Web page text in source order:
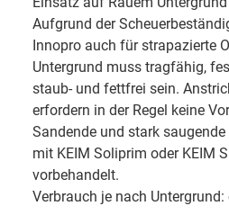
Aufgrund der
Innopro auch für strapazierte
Untergrund muss tragfähig,
staub- und fettfrei sein.
erfordern in der Regel keine
Sandende und stark
mit KEIM Soliprim oder KEIM
vorbehandelt.
Verbrauch je nach